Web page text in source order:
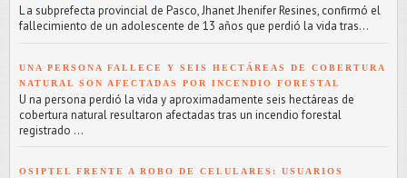
L a subprefecta provincial de Pasco, Jhanet Jhenifer Resines, confirmó el
fallecimiento de un adolescente de 13 años que perdió la vida tras...
UNA PERSONA FALLECE Y SEIS HECTÁREAS DE COBERTURA
NATURAL SON AFECTADAS POR INCENDIO FORESTAL
U na persona perdió la vida y aproximadamente seis hectáreas de
cobertura natural resultaron afectadas tras un incendio forestal
registrado ...
OSIPTEL FRENTE A ROBO DE CELULARES: USUARIOS